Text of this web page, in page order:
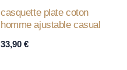
casquette plate coton
homme ajustable casual
33,90 €